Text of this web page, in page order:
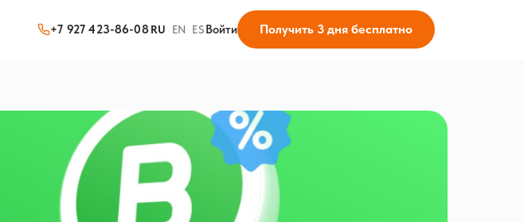
+7 927 423-86-08 RU · EN · ESВойти Получить 3 дня бесплатно